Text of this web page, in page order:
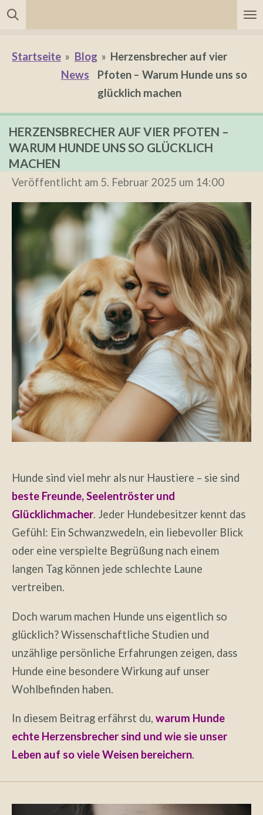
Zum
Hauptinhalt
springen
Startseite » Blog
News
» Herzensbrecher auf vier
Pfoten – Warum Hunde uns so
glücklich machen
HERZENSBRECHER AUF VIER PFOTEN –
WARUM HUNDE UNS SO GLÜCKLICH
MACHEN
Veröffentlicht am 5. Februar 2025 um 14:00
Hunde sind viel mehr als nur Haustiere – sie sind
beste Freunde, Seelentröster und
Glücklichmacher. Jeder Hundebesitzer kennt das
Gefühl: Ein Schwanzwedeln, ein liebevoller Blick
oder eine verspielte Begrüßung nach einem
langen Tag können jede schlechte Laune
vertreiben.
Doch warum machen Hunde uns eigentlich so
glücklich? Wissenschaftliche Studien und
unzählige persönliche Erfahrungen zeigen, dass
Hunde eine besondere Wirkung auf unser
Wohlbefinden haben.
In diesem Beitrag erfährst du, warum Hunde
echte Herzensbrecher sind und wie sie unser
Leben auf so viele Weisen bereichern.